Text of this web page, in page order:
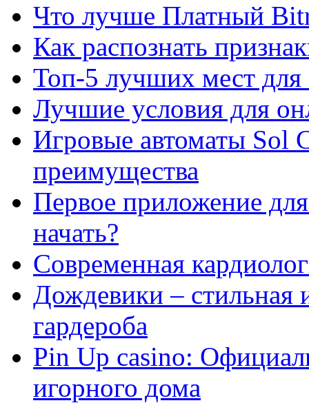
Что лучше Платный
Как распознать
Топ-5 лучших мест для
Лучшие условия для
Игровые автоматы Sol
преимущества
Первое приложение
начать?
Современная
Дождевики – стильная
гардероба
Pin Up casino:
игорного дома